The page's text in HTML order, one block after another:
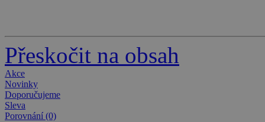
Přeskočit na obsah
Akce
Novinky
Doporučujeme
Sleva
Porovnání (0)